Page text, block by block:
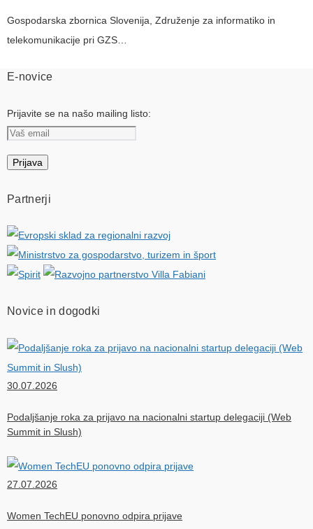
Gospodarska zbornica Slovenija, Združenje za informatiko in
telekomunikacije pri GZS…
E-novice
Prijavite se na našo mailing listo:
Partnerji
Novice in dogodki
30.07.2026
Podaljšanje roka za prijavo na nacionalni startup delegaciji (Web
Summit in Slush)
27.07.2026
Women TechEU ponovno odpira prijave